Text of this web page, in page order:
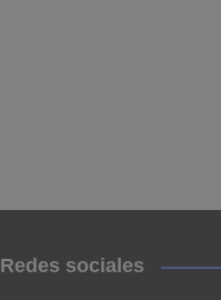
Redes sociales